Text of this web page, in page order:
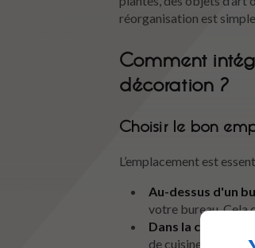
réorganisation est
Comment
décoration ?
Choisir le bon
L’emplacement est
Au-dessus d'un
votre bureau. Cela
Dans la cuisine
de cuisine. Cela